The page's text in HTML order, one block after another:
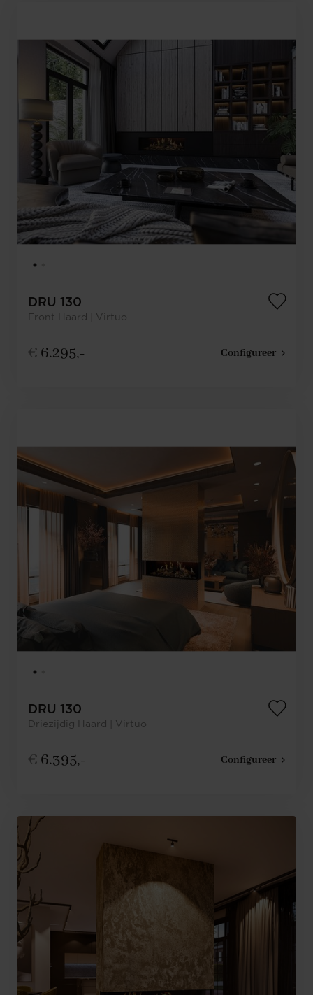
DRU 130
Front Haard | Virtuo
€ 6.295,- Configureer
DRU 130
Driezijdig Haard | Virtuo
€ 6.395,- Configureer